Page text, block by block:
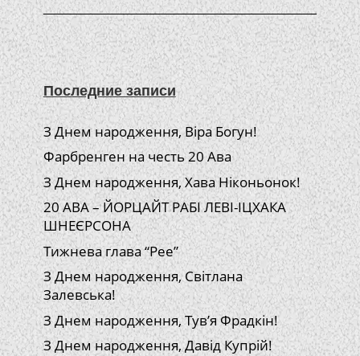
Последние записи
З Днем народження, Віра Богун!
Фарбренген на честь 20 Ава
З Днем народження, Хава Ніконьонок!
20 АВА – ЙОРЦАЙТ РАБІ ЛЕВІ-ІЦХАКА
ШНЕЄРСОНА
Тижнева глава “Рее”
З Днем народження, Світлана
Залевська!
З Днем народження, Тув’я Фрадкін!
З Днем народження, Давід Купрій!